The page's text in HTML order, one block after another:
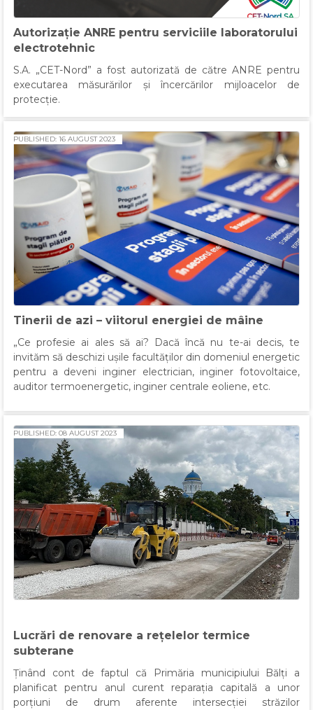
Autorizație ANRE pentru serviciile laboratorului
electrotehnic
S.A. „CET-Nord” a fost autorizată de către ANRE pentru
executarea măsurărilor și încercărilor mijloacelor de
protecție.
Tinerii de azi – viitorul energiei de mâine
PUBLISHED: 16 AUGUST 2023
„Ce profesie ai ales să ai? Dacă încă nu te-ai decis, te
invităm să deschizi ușile facultăților din domeniul energetic
pentru a deveni inginer electrician, inginer fotovoltaice,
auditor termoenergetic, inginer centrale eoliene, etc.
Lucrări de renovare a rețelelor termice
subterane
PUBLISHED: 08 AUGUST 2023
Ținând cont de faptul că Primăria municipiului Bălți a
planificat pentru anul curent reparația capitală a unor
porțiuni de drum aferente intersecției străzilor